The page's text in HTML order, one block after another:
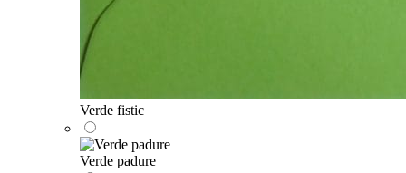
Verde fistic
Verde padure